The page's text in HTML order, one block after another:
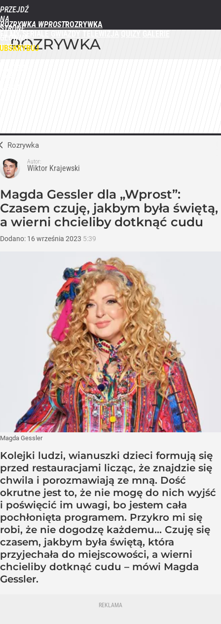
PRZEJDŹ
NA
STRONĘ
GŁÓWNĄ
WPROST.PL
ROZRYWKA WPROST
ROZRYWKA
Rozrywka
Autor:
Wiktor Krajewski
Magda Gessler dla „Wprost”:
Czasem czuję, jakbym była świętą,
a wierni chcieliby dotknąć cudu
Dodano: 16września 2023 5:39
Magda Gessler
Kolejki ludzi, wianuszki dzieci formują się
przed restauracjami licząc, że znajdzie się
chwila i porozmawiają ze mną. Dość
okrutne jest to, że nie mogę do nich wyjść
i poświęcić im uwagi, bo jestem cała
pochłonięta programem. Przykro mi się
robi, że nie dogodzę każdemu... Czuję się
czasem, jakbym była świętą, która
przyjechała do miejscowości, a wierni
chcieliby dotknąć cudu – mówi Magda
Gessler.